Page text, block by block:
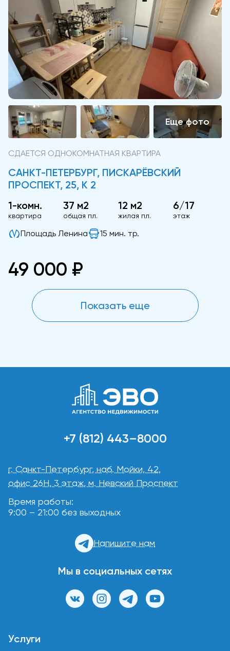
СДАЕТСЯ ОДНОКОМНАТНАЯ КВАРТИРА
САНКТ-ПЕТЕРБУРГ, ПИСКАРЁВСКИЙ
ПРОСПЕКТ, 25, К 2
1-комн.
квартира
37 м2
общая пл.
12 м2
жилая пл.
6/17
этаж
Площадь Ленина 15 мин. тр.
49 000 ₽
Показать еще
+7 (812) 443–8000
г. Санкт-Петербург, наб. Мойки, 42,
офис 26Н, 3 этаж, м. Невский Проспект
Время работы:
9:00 – 21:00 без выходных
Напишите нам
Мы в социальных сетях
Услуги